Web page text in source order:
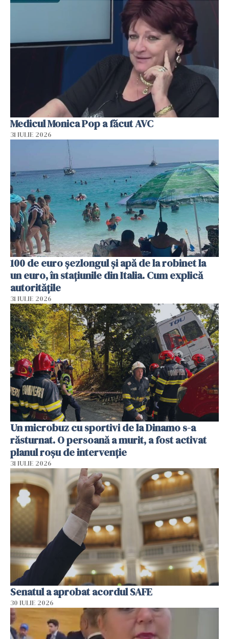
Medicul Monica Pop a făcut AVC
31 IULIE 2026
100 de euro șezlongul și apă de la robinet la
un euro, în stațiunile din Italia. Cum explică
autoritățile
31 IULIE 2026
Un microbuz cu sportivi de la Dinamo s-a
răsturnat. O persoană a murit, a fost activat
planul roșu de intervenție
31 IULIE 2026
Senatul a aprobat acordul SAFE
30 IULIE 2026